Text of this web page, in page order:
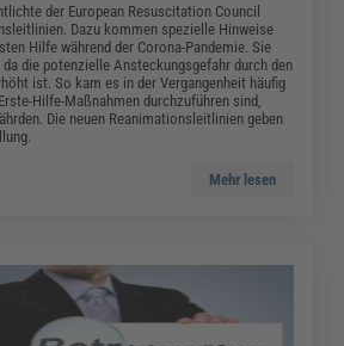
der European Resuscitation Council
Dazu kommen spezielle Hinweise
Hilfe während der Corona-Pandemie. Sie
da die potenzielle Ansteckungsgefahr durch den
ist. So kam es in der Vergangenheit häufig
Hilfe-Maßnahmen durchzuführen sind,
Die neuen Reanimationsleitlinien geben
Mehr lesen